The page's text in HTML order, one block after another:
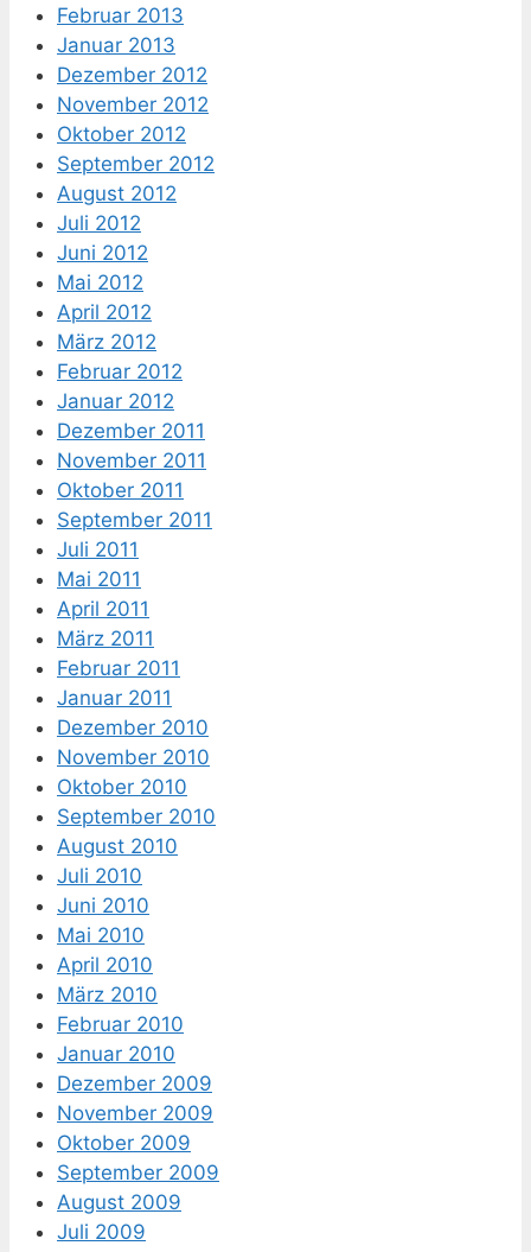
Februar 2013
Januar 2013
Dezember 2012
November 2012
Oktober 2012
September 2012
August 2012
Juli 2012
Juni 2012
Mai 2012
April 2012
März 2012
Februar 2012
Januar 2012
Dezember 2011
November 2011
Oktober 2011
September 2011
Juli 2011
Mai 2011
April 2011
März 2011
Februar 2011
Januar 2011
Dezember 2010
November 2010
Oktober 2010
September 2010
August 2010
Juli 2010
Juni 2010
Mai 2010
April 2010
März 2010
Februar 2010
Januar 2010
Dezember 2009
November 2009
Oktober 2009
September 2009
August 2009
Juli 2009